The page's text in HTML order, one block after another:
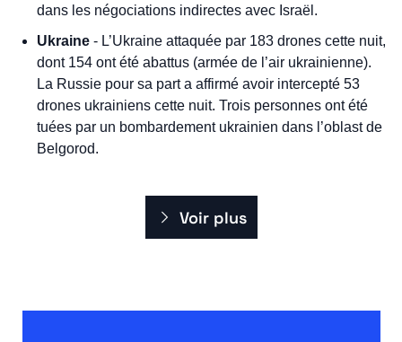
dans les négociations indirectes avec Israël.
Ukraine - L’Ukraine attaquée par 183 drones cette nuit,
dont 154 ont été abattus (armée de l’air ukrainienne).
La Russie pour sa part a affirmé avoir intercepté 53
drones ukrainiens cette nuit. Trois personnes ont été
tuées par un bombardement ukrainien dans l’oblast de
Belgorod.
Voir plus